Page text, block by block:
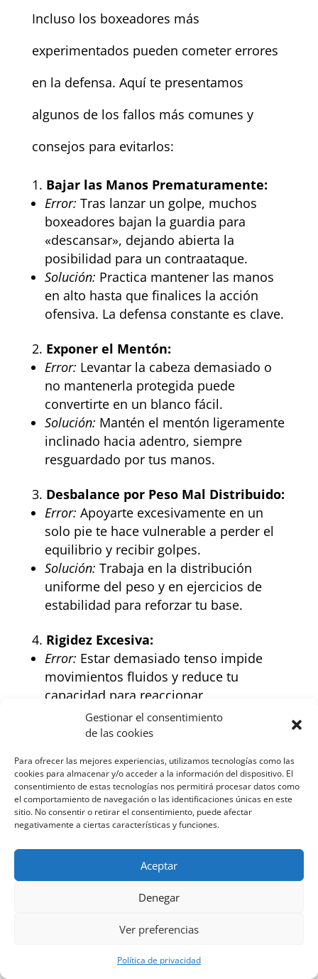
Gestionar el consentimiento
de las cookies
Para ofrecer las mejores experiencias, utilizamos tecnologías como las
cookies para almacenar y/o acceder a la información del dispositivo. El
consentimiento de estas tecnologías nos permitirá procesar datos como
el comportamiento de navegación o las identificaciones únicas en este
sitio. No consentir o retirar el consentimiento, puede afectar
negativamente a ciertas características y funciones.
Aceptar
Denegar
Ver preferencias
Política de privacidad
Incluso los boxeadores más
experimentados pueden cometer errores
en la defensa. Aquí te presentamos
algunos de los fallos más comunes y
consejos para evitarlos:
Bajar las Manos Prematuramente:
Error: Tras lanzar un golpe, muchos
boxeadores bajan la guardia para
«descansar», dejando abierta la
posibilidad para un contraataque.
Solución: Practica mantener las manos
en alto hasta que finalices la acción
ofensiva. La defensa constante es clave.
Exponer el Mentón:
Error: Levantar la cabeza demasiado o
no mantenerla protegida puede
convertirte en un blanco fácil.
Solución: Mantén el mentón ligeramente
inclinado hacia adentro, siempre
resguardado por tus manos.
Desbalance por Peso Mal Distribuido:
Error: Apoyarte excesivamente en un
solo pie te hace vulnerable a perder el
equilibrio y recibir golpes.
Solución: Trabaja en la distribución
uniforme del peso y en ejercicios de
estabilidad para reforzar tu base.
Rigidez Excesiva:
Error: Estar demasiado tenso impide
movimientos fluidos y reduce tu
capacidad para reaccionar
rápidamente.
Solución:Incorpora ejercicios de
entrenamiento.
Estar Estático en el Ring:
Error:Quedarte en una posición fija
trabajo de tu oponente.
Solución:Practica desplazamientos
constantes y cambios de guardia para
movimientos.